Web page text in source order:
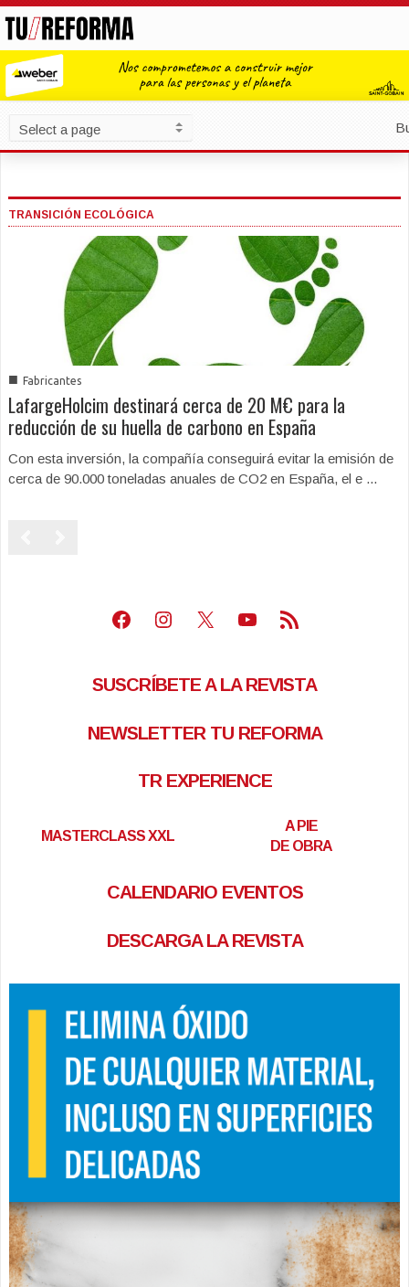
TRANSICIÓN ECOLÓGICA
■ Fabricantes
LafargeHolcim destinará cerca de 20 M€ para la
reducción de su huella de carbono en España
Con esta inversión, la compañía conseguirá evitar la emisión de
cerca de 90.000 toneladas anuales de CO2 en España, el e ...
Facebook
Instagram
X Youtube
Feed RSS
SUSCRÍBETE A LA REVISTA
NEWSLETTER TU REFORMA
TR EXPERIENCE
MASTERCLASS XXL
A PIE
DE OBRA
CALENDARIO EVENTOS
DESCARGA LA REVISTA